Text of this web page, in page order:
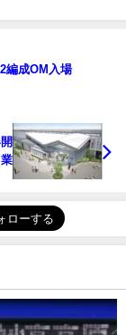
編成OM入場
業